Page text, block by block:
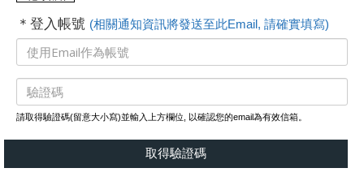
＊登入帳號 (相關通知資訊將發送至此Email, 請確實填寫)
請取得驗證碼(留意大小寫)並輸入上方欄位, 以確認您的email為有效信箱。